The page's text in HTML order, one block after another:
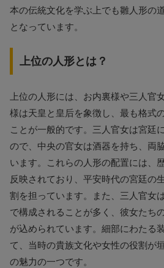
本の伝統文化を学ぶ上でも雛人形の
となっています。
上位の人形とは？
上位の人形には、お内裏様や三人官
様は天皇と皇后を象徴し、最も格式
ことが一般的です。三人官女は宮廷
ので、中央の官女は酒器を持ち、両
います。これらの人形の配置には、
反映されており、平安時代の宮廷の
割を担っています。また、三人官女
で構成されることが多く、彼女たち
が込められています。細部にわたる
て、当時の貴族文化や女性の役割が
の魅力の一つです。